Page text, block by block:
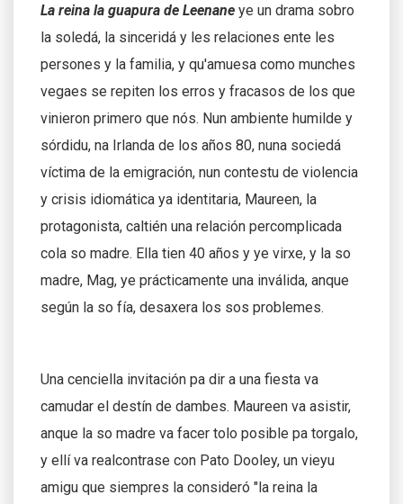
La reina la guapura de Leenane ye un drama sobro
la soledá, la sinceridá y les relaciones ente les
persones y la familia, y qu'amuesa como munches
vegaes se repiten los erros y fracasos de los que
vinieron primero que nós. Nun ambiente humilde y
sórdidu, na Irlanda de los años 80, nuna sociedá
víctima de la emigración, nun contestu de violencia
y crisis idiomática ya identitaria, Maureen, la
protagonista, caltién una relación percomplicada
cola so madre. Ella tien 40 años y ye virxe, y la so
madre, Mag, ye prácticamente una inválida, anque
según la so fía, desaxera los sos problemes.
Una cenciella invitación pa dir a una fiesta va
camudar el destín de dambes. Maureen va asistir,
anque la so madre va facer tolo posible pa torgalo,
y ellí va realcontrase con Pato Dooley, un vieyu
amigu que siempres la consideró "la reina la